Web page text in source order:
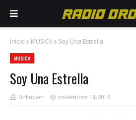
Inicio MUSICA Soy Una Estrella
MUSICA
Soy Una Estrella
Unknown noviembre 14, 2016